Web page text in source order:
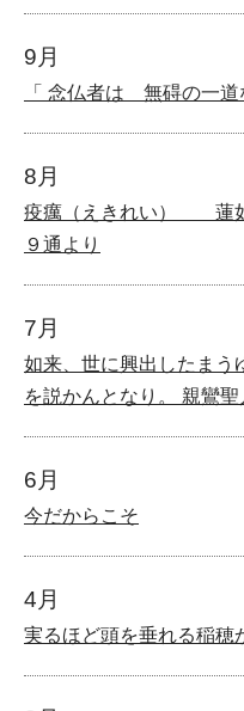
9月
「 念仏者は 無碍の一
8月
疫癘（えきれい） 蓮
９通より
7月
如来、世に興出したまう
を説かんとなり。 親鸞聖
6月
今だからこそ
4月
実るほど頭を垂れる稲穂